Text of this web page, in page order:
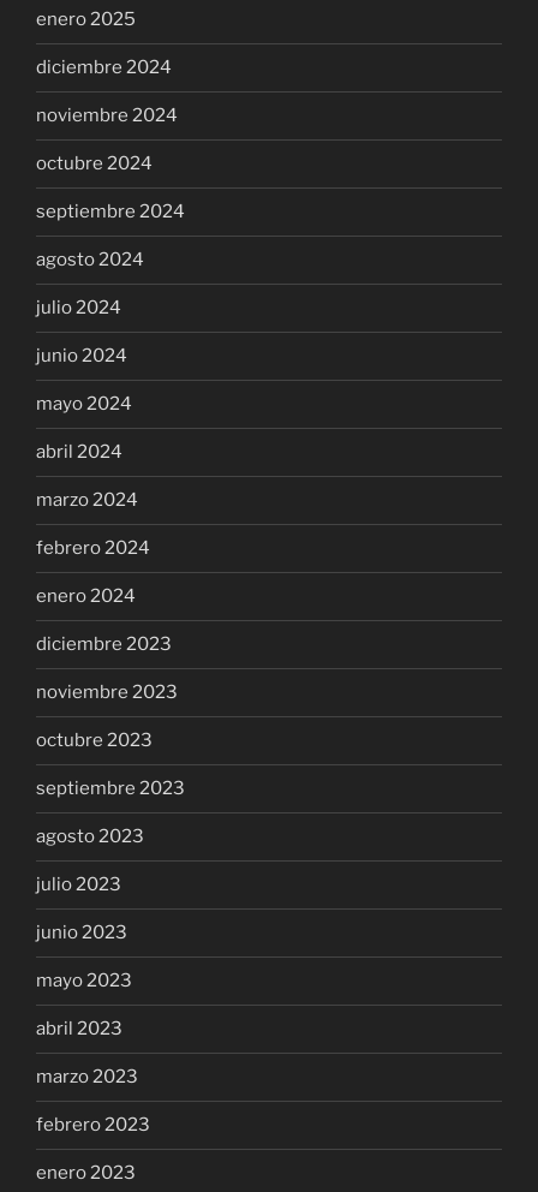
enero 2025
diciembre 2024
noviembre 2024
octubre 2024
septiembre 2024
agosto 2024
julio 2024
junio 2024
mayo 2024
abril 2024
marzo 2024
febrero 2024
enero 2024
diciembre 2023
noviembre 2023
octubre 2023
septiembre 2023
agosto 2023
julio 2023
junio 2023
mayo 2023
abril 2023
marzo 2023
febrero 2023
enero 2023